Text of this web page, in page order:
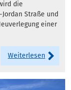
die
Straße und
einer
Weiterlesen